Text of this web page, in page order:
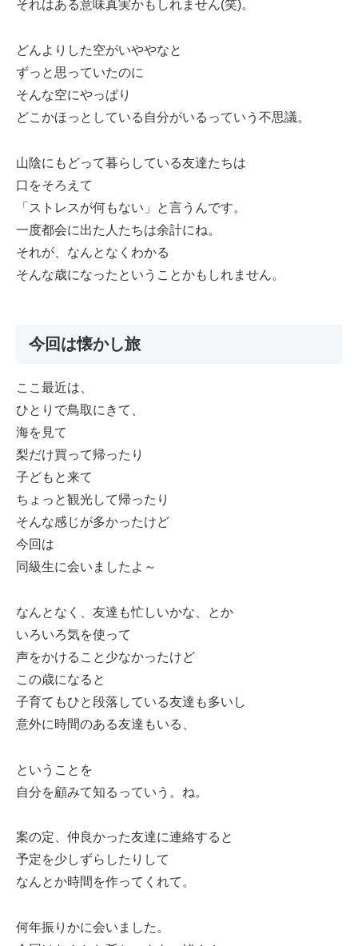
それはある意味真実かもしれません(笑)。
どんよりした空がいややなと
ずっと思っていたのに
そんな空にやっぱり
どこかほっとしている自分がいるっていう不思議。
山陰にもどって暮らしている友達たちは
口をそろえて
「ストレスが何もない」と言うんです。
一度都会に出た人たちは余計にね。
それが、なんとなくわかる
そんな歳になったということかもしれません。
今回は懐かし旅
ここ最近は、
ひとりで鳥取にきて、
海を見て
梨だけ買って帰ったり
子どもと来て
ちょっと観光して帰ったり
そんな感じが多かったけど
今回は
同級生に会いましたよ～
なんとなく、友達も忙しいかな、とか
いろいろ気を使って
声をかけること少なかったけど
この歳になると
子育てもひと段落している友達も多いし
意外に時間のある友達もいる、
ということを
自分を顧みて知るっていう。ね。
案の定、仲良かった友達に連絡すると
予定を少しずらしたりして
なんとか時間を作ってくれて。
何年振りかに会いました。